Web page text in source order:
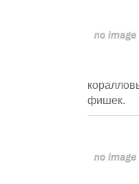
фишек.